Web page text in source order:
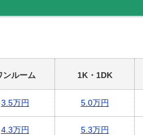
ンルーム 1K・1DK
3.5万円 5.0万円
4.3万円 5.3万円